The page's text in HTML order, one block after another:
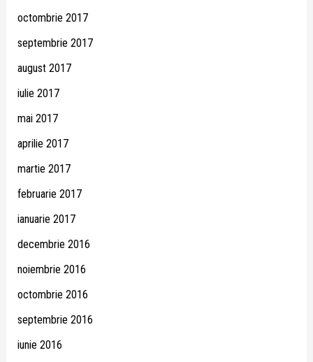
octombrie 2017
septembrie 2017
august 2017
iulie 2017
mai 2017
aprilie 2017
martie 2017
februarie 2017
ianuarie 2017
decembrie 2016
noiembrie 2016
octombrie 2016
septembrie 2016
iunie 2016